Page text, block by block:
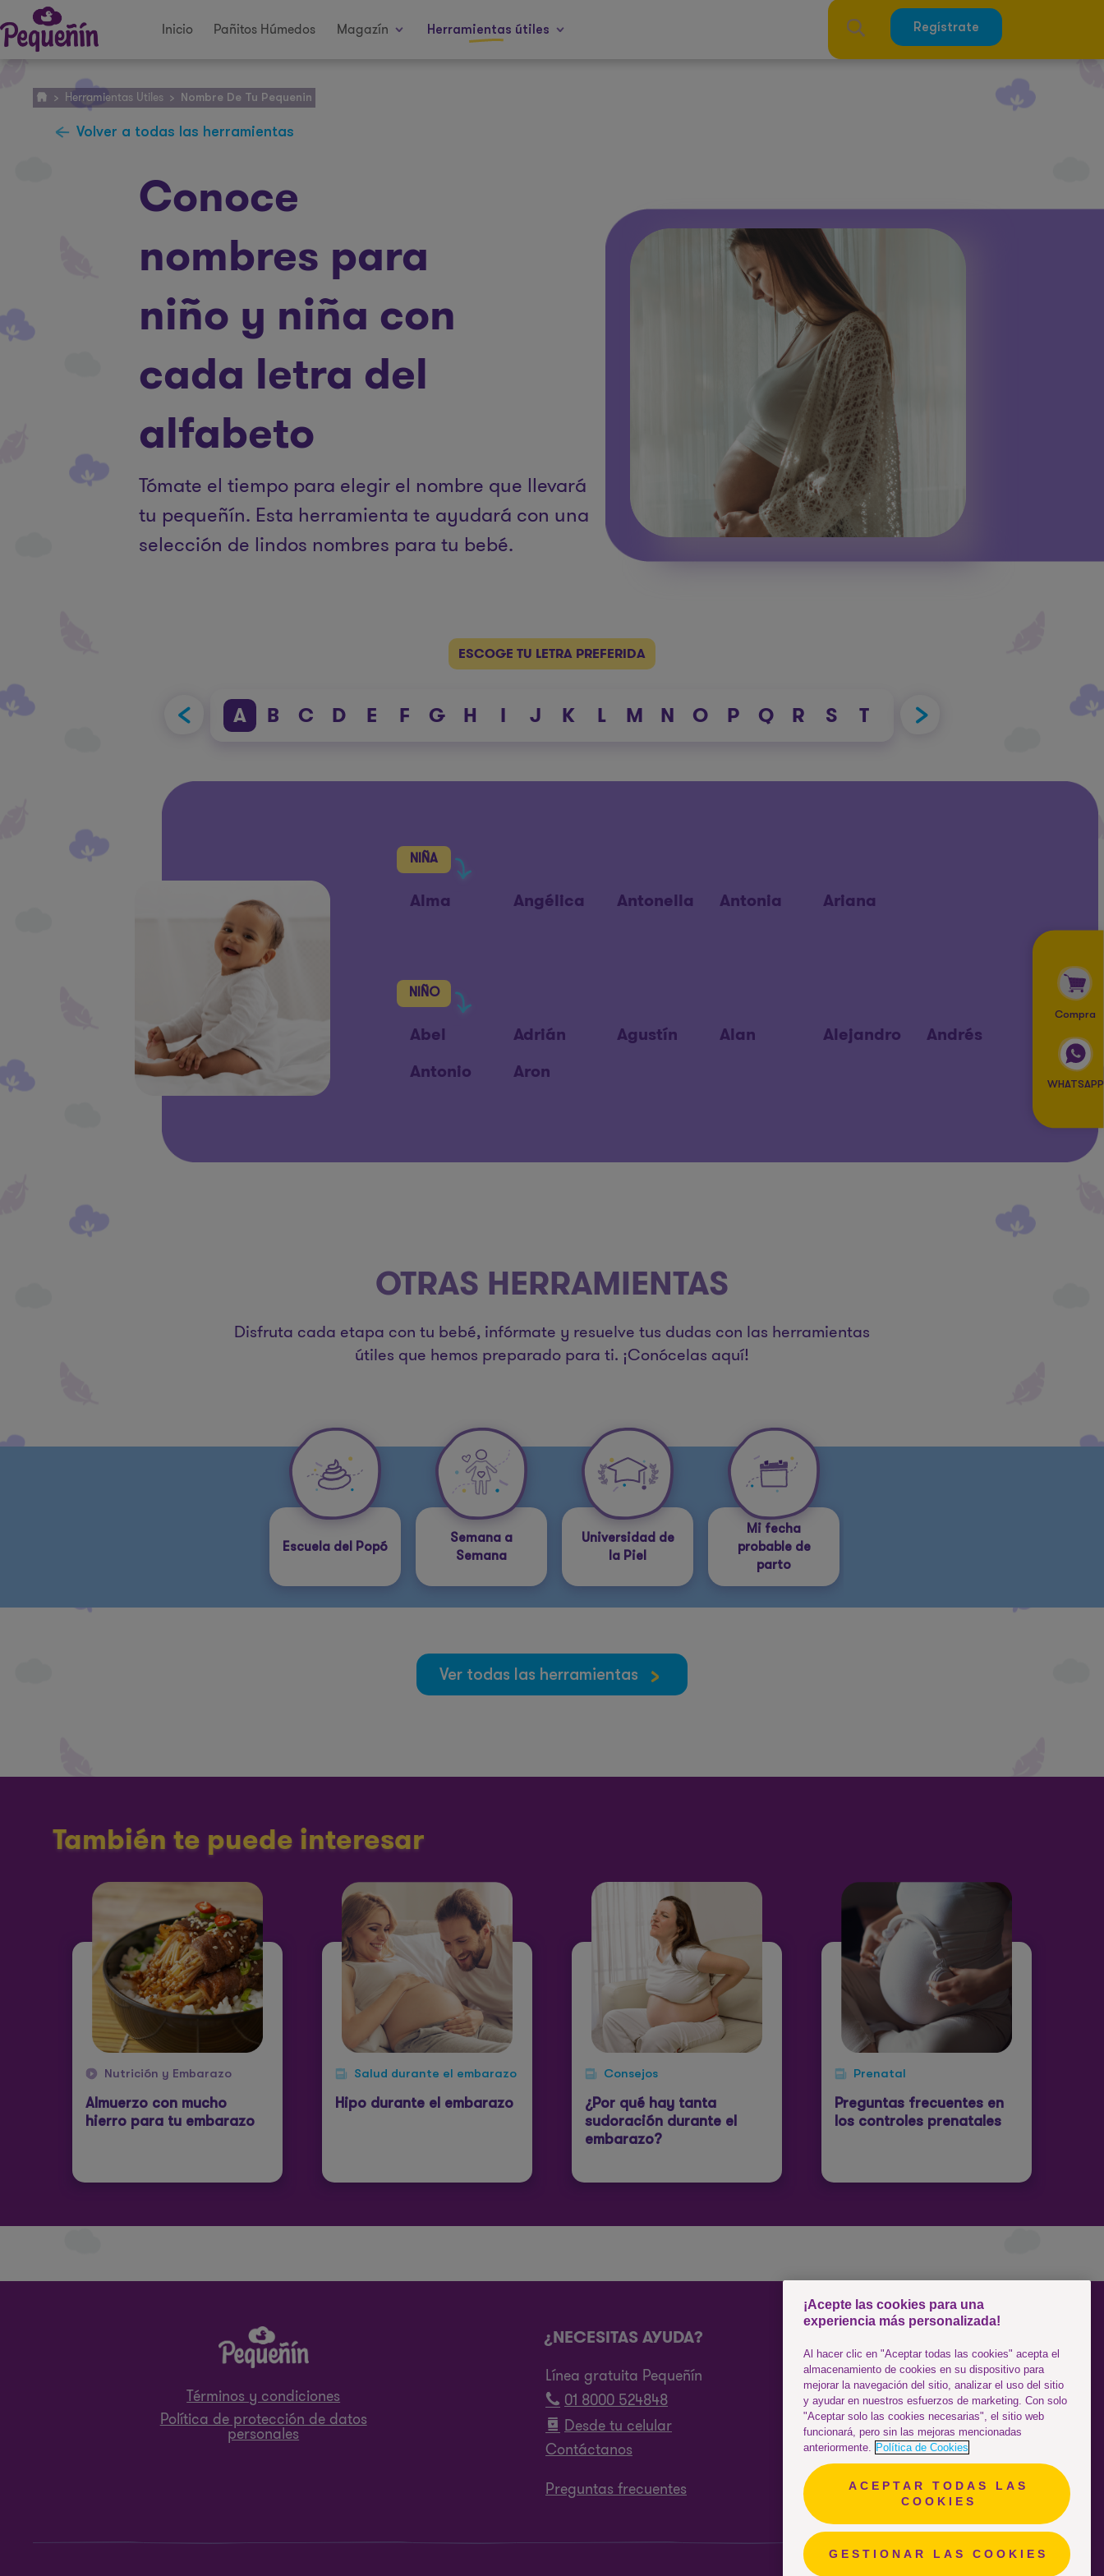
Inicio Pañitos Húmedos Magazín Herramientas útiles Regístrate
Compra
WHATSAPP
> Herramientas Utiles > Nombre De Tu Pequenin
Volver a todas las herramientas
Conoce
nombres para
niño y niña con
cada letra del
alfabeto
Tómate el tiempo para elegir el nombre que llevará
tu pequeñín. Esta herramienta te ayudará con una
selección de lindos nombres para tu bebé.
ESCOGE TU LETRA PREFERIDA
T Y A B C D E F G H I J K L M N O P Q R S T V A
NIÑA
Alma Angélica Antonella Antonia Ariana
NIÑO
Abel Adrián Agustín Alan Alejandro
Andrés
Antonio
Aron
OTRAS HERRAMIENTAS
Disfruta cada etapa con tu bebé, infórmate y resuelve tus dudas con las herramientas
útiles que hemos preparado para ti. ¡Conócelas aquí!
Escuela del Popó
Semana a
Semana
Universidad de
la Piel
Mi fecha
probable de
parto
Ver todas las herramientas
También te puede interesar
Nutrición y Embarazo
Almuerzo con mucho
hierro para tu embarazo
Salud durante el embarazo
Hipo durante el embarazo
Consejos
¿Por qué hay tanta
sudoración durante el
embarazo?
Prenatal
Preguntas frecuentes en
los controles prenatales
Términos y condiciones
Política de protección de datos
personales
¿NECESITAS AYUDA?
Línea gratuita Pequeñín
01 8000 524848
Desde tu celular
Contáctanos
Preguntas frecuentes
Facebook
Instagram
YouTube
¡Acepte las cookies para una
experiencia más personalizada!
Al hacer clic en "Aceptar todas las cookies" acepta el
almacenamiento de cookies en su dispositivo para
mejorar la navegación del sitio, analizar el uso del sitio
y ayudar en nuestros esfuerzos de marketing. Con solo
"Aceptar solo las cookies necesarias", el sitio web
funcionará, pero sin las mejoras mencionadas
anteriormente.
Política de Cookies
ACEPTAR TODAS LAS
COOKIES
GESTIONAR LAS COOKIES